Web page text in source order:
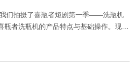
们拍摄了喜瓶者短剧第一季——洗瓶机
瓶者洗瓶机的产品特点与基础操作。现
能力以及在...